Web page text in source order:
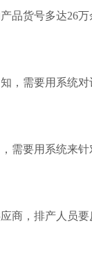
品货号多达26
，需要用系统
需要用系统来
商，排产人员